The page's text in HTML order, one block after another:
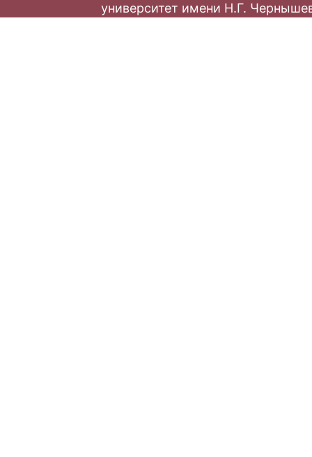
университет имени Н.Г.